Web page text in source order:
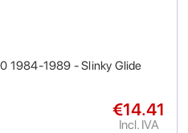
1984-1989 - Slinky Glide
€14.41
Incl. IVA